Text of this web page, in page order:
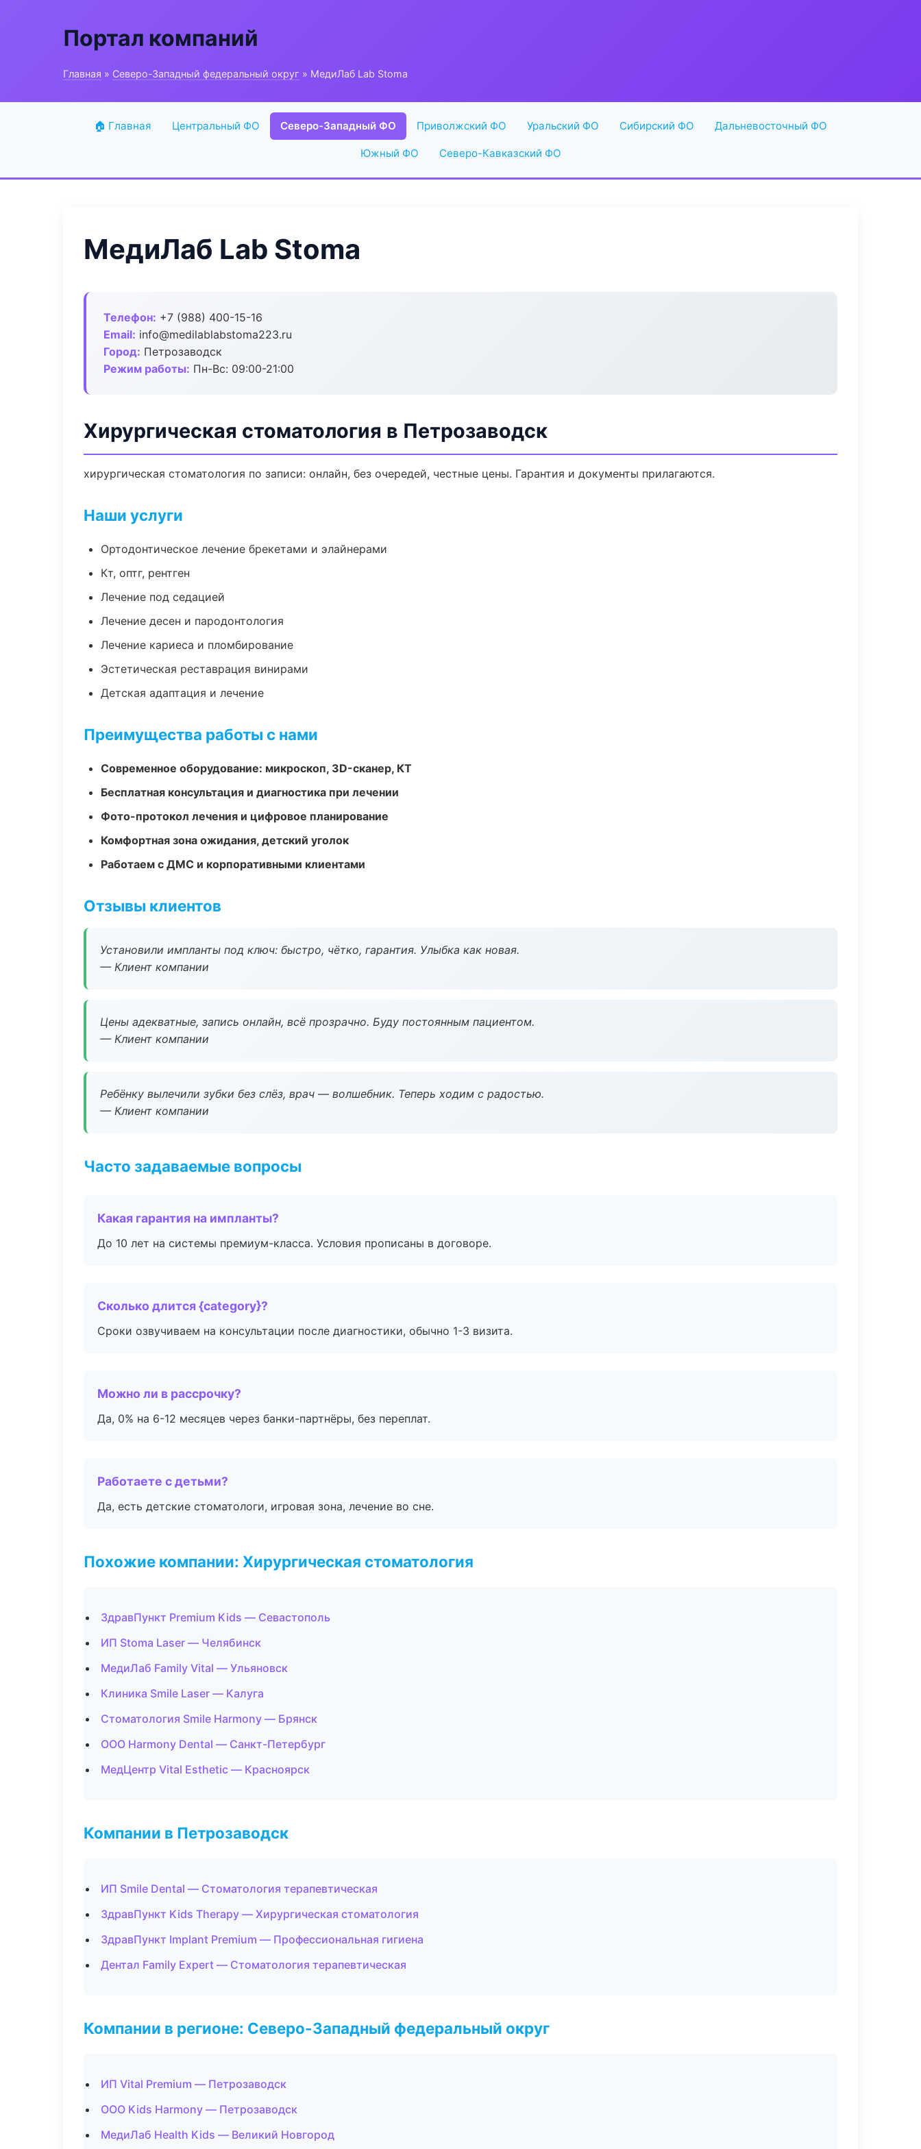
Портал компаний
Главная » Северо-Западный федеральный округ » МедиЛаб Lab Stoma
🏠 Главная Центральный ФО Северо-Западный ФО Приволжский ФО Уральский ФО Сибирский ФО Дальневосточный ФО
Южный ФО Северо-Кавказский ФО
МедиЛаб Lab Stoma
Телефон: +7 (988) 400-15-16
Email: info@medilablabstoma223.ru
Город: Петрозаводск
Режим работы: Пн-Вс: 09:00-21:00
Хирургическая стоматология в Петрозаводск
хирургическая стоматология по записи: онлайн, без очередей, честные цены. Гарантия и документы прилагаются.
Наши услуги
Ортодонтическое лечение брекетами и элайнерами
Кт, оптг, рентген
Лечение под седацией
Лечение десен и пародонтология
Лечение кариеса и пломбирование
Эстетическая реставрация винирами
Детская адаптация и лечение
Преимущества работы с нами
Современное оборудование: микроскоп, 3D-сканер, КТ
Бесплатная консультация и диагностика при лечении
Фото-протокол лечения и цифровое планирование
Комфортная зона ожидания, детский уголок
Работаем с ДМС и корпоративными клиентами
Отзывы клиентов
Установили импланты под ключ: быстро, чётко, гарантия. Улыбка как новая.
— Клиент компании
Цены адекватные, запись онлайн, всё прозрачно. Буду постоянным пациентом.
— Клиент компании
Ребёнку вылечили зубки без слёз, врач — волшебник. Теперь ходим с радостью.
— Клиент компании
Часто задаваемые вопросы
Какая гарантия на импланты?
До 10 лет на системы премиум-класса. Условия прописаны в договоре.
Сколько длится {category}?
Сроки озвучиваем на консультации после диагностики, обычно 1-3 визита.
Можно ли в рассрочку?
Да, 0% на 6-12 месяцев через банки-партнёры, без переплат.
Работаете с детьми?
Да, есть детские стоматологи, игровая зона, лечение во сне.
Похожие компании: Хирургическая стоматология
ЗдравПункт Premium Kids — Севастополь
ИП Stoma Laser — Челябинск
МедиЛаб Family Vital — Ульяновск
Клиника Smile Laser — Калуга
Стоматология Smile Harmony — Брянск
ООО Harmony Dental — Санкт-Петербург
МедЦентр Vital Esthetic — Красноярск
Компании в Петрозаводск
ИП Smile Dental — Стоматология терапевтическая
ЗдравПункт Kids Therapy — Хирургическая стоматология
ЗдравПункт Implant Premium — Профессиональная гигиена
Дентал Family Expert — Стоматология терапевтическая
Компании в регионе: Северо-Западный федеральный округ
ИП Vital Premium — Петрозаводск
ООО Kids Harmony — Петрозаводск
МедиЛаб Health Kids — Великий Новгород